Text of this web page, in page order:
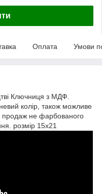
Оплата Умови
Ключниця з МДФ.
колір, також можливе
продаж не фарбованого
розмір 15х21